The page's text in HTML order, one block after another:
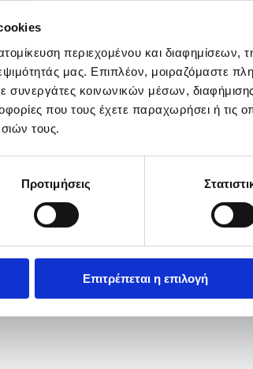
περιεχομένου και διαφημίσεων,
μας. Επιπλέον, μοιραζόμαστε
συνεργάτες κοινωνικών μέσων,
που τους έχετε παραχωρήσει ή τις
τους.
Προτιμήσεις
Επιτρέπεται η επιλογή